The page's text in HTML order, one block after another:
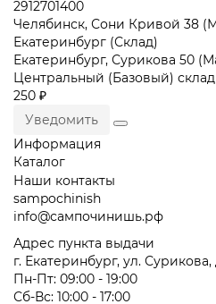
2912701400
Челябинск, Сони Кривой 38
Екатеринбург (Склад)
Екатеринбург, Сурикова 50
Центральный (Базовый) склад
250 ₽
Уведомить
Информация
Каталог
Наши контакты
sampochinish
info@сампочинишь.рф
Адрес пункта выдачи
г. Екатеринбург, ул. Сурикова,
Пн-Пт: 09:00 - 19:00
Сб-Вс: 10:00 - 17:00